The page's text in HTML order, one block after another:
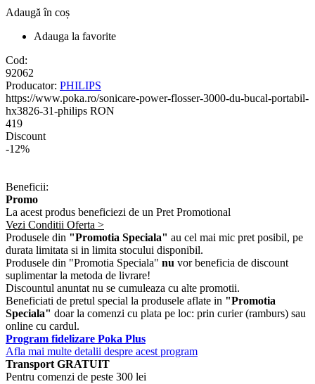
Adaugă în coș
Adauga la favorite
Cod:
92062
Producator: PHILIPS
https://www.poka.ro/sonicare-power-flosser-3000-du-bucal-portabil-
hx3826-31-philips RON
419
Discount
-12%
Beneficii:
Promo
La acest produs beneficiezi de un Pret Promotional
Vezi Conditii Oferta >
Produsele din "Promotia Speciala" au cel mai mic pret posibil, pe
durata limitata si in limita stocului disponibil.
Produsele din "Promotia Speciala" nu vor beneficia de discount
suplimentar la metoda de livrare!
Discountul anuntat nu se cumuleaza cu alte promotii.
Beneficiati de pretul special la produsele aflate in "Promotia
Speciala" doar la comenzi cu plata pe loc: prin curier (ramburs) sau
online cu cardul.
Program fidelizare Poka Plus
Afla mai multe detalii despre acest program
Transport GRATUIT
Pentru comenzi de peste 300 lei